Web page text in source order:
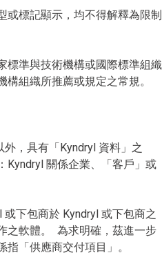
或標記顯示，均不得解釋為限制
標準與技術機構或國際標準組織
組織所推薦或規定之常規。
，具有「Kyndryl 資料」之
Kyndryl 關係企業、「客戶」或
下包商於 Kyndryl 或下包商之
之軟體。 為求明確，茲進一步
「供應商交付項目」。